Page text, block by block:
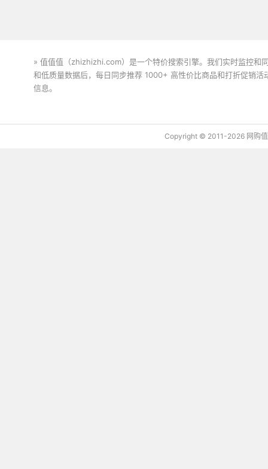
» 值值值（zhizhizhi.com）是一个特价搜索引擎。我们实时监控和
和低质量数据后，每日同步推荐 1000+ 高性价比商品和打折促销
信息。
Copyright © 2011-2026 网购